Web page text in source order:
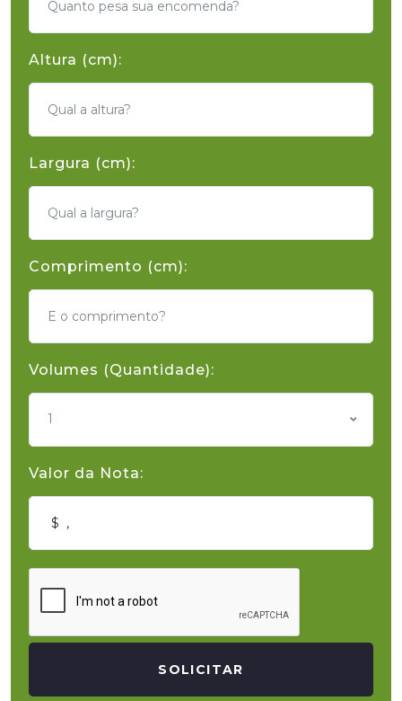
Altura (cm):
Largura (cm):
Comprimento (cm):
Volumes (Quantidade):
1
Valor da Nota:
SOLICITAR